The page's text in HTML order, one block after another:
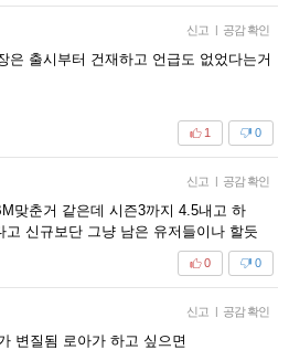
신고 | 공감 확인
은 출시부터 건재하고 언급도 없었다는거
0
1
신고 | 공감 확인
맞춘거 같은데 시즌3까지 4.5내고 하
고 신규보단 그냥 남은 유저들이나 할듯
0
0
신고 | 공감 확인
변질됨 로아가 하고 싶으면